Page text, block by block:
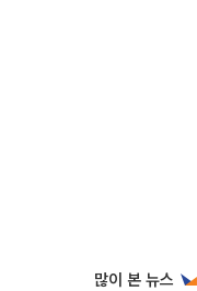
많이 본 뉴스